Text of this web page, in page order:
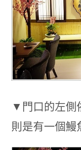
▼門口的左側
則是有一個鰻